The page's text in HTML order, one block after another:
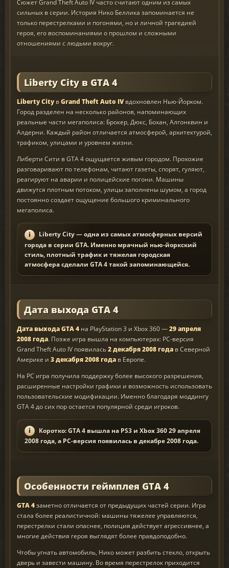
Сюжет Grand Theft Auto IV часто считают одним из самых
сильных в серии. История Нико Беллика запоминается не
только перестрелками и погонями, но и личной трагедией
героя, его воспоминаниями о прошлом и сложными
отношениями с людьми вокруг.
Liberty City в GTA 4
Liberty CityвGrand Theft Auto IVвдохновлен Нью-Йорком.
Город разделен на несколько районов, напоминающих
реальные части мегаполиса: Брокер, Дюкс, Бохан, Алгонквин и
Алдерни. Каждый район отличается атмосферой, архитектурой,
трафиком, улицами и уровнем жизни.
Либерти Сити в GTA 4 ощущается живым городом. Прохожие
разговаривают по телефонам, читают газеты, спорят, гуляют,
реагируют на аварии и полицейские погони. Машины
движутся плотным потоком, улицы заполнены шумом, а город
постоянно создает ощущение большого криминального
мегаполиса.
Liberty City — одна из самых атмосферных версий
города в серии GTA. Именно мрачный нью-йоркский
стиль, плотный трафик и тяжелая городская
атмосфера сделали GTA 4 такой запоминающейся.
Дата выхода GTA 4
Дата выхода GTA 4 на PlayStation 3 и Xbox 360 —29 апреля
2008 года. Позже игра вышла на компьютерах: PC-версия
Grand Theft Auto IV появилась2 декабря 2008 года в Северной
Америке и 3 декабря 2008 года в Европе.
На PC игра получила поддержку более высокого разрешения,
расширенные настройки графики и возможность использовать
пользовательские модификации. Именно благодаря моддингу
GTA 4 до сих пор остается популярной среди игроков.
Коротко: GTA 4 вышла на PS3 и Xbox 360 29 апреля
2008 года, а PC-версия появилась в декабре 2008 года.
Особенности геймплея GTA 4
GTA 4заметно отличается от предыдущих частей серии. Игра
стала более реалистичной: машины тяжелее управляются,
перестрелки стали опаснее, полиция действует агрессивнее, а
многие действия героя выглядят более правдоподобно.
Чтобы угнать автомобиль, Нико может разбить стекло, открыть
дверь и завести машину. Во время перестрелок приходится